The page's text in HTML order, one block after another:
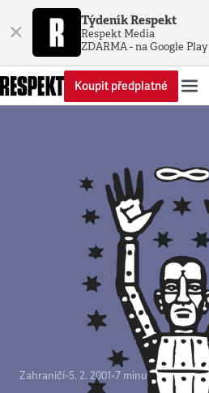
× Týdeník Respekt
Respekt Media
ZDARMA - na Google Play
Koupit předplatné
Zahraničí•5. 2. 2001•7 minut